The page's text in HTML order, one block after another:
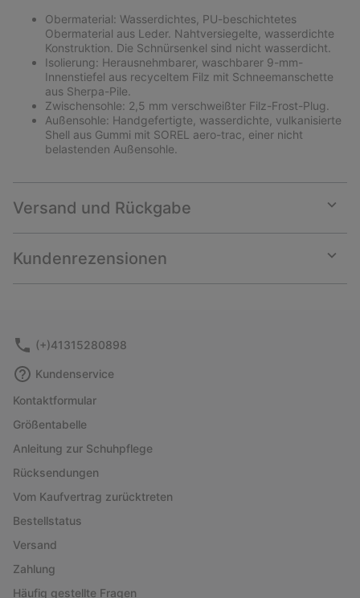
Obermaterial: Wasserdichtes, PU-beschichtetes
Obermaterial aus Leder. Nahtversiegelte, wasserdichte
Konstruktion. Die Schnürsenkel sind nicht wasserdicht.
Isolierung: Herausnehmbarer, waschbarer 9-mm-
Innenstiefel aus recyceltem Filz mit Schneemanschette
aus Sherpa-Pile.
Zwischensohle: 2,5 mm verschweißter Filz-Frost-Plug.
Außensohle: Handgefertigte, wasserdichte, vulkanisierte
Shell aus Gummi mit SOREL aero-trac, einer nicht
belastenden Außensohle.
Versand und Rückgabe
or
Kundenrezensionen
or
(+)41315280898
Kundenservice
Kontaktformular
Größentabelle
Anleitung zur Schuhpflege
Rücksendungen
Vom Kaufvertrag zurücktreten
Bestellstatus
Versand
Zahlung
Häufig gestellte Fragen